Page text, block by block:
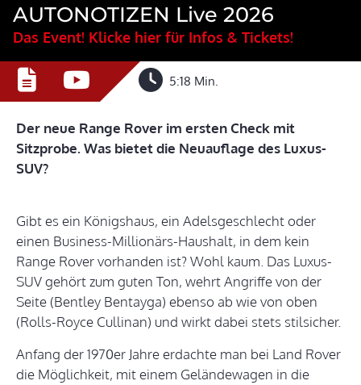
AUTONOTIZEN Live 2026
Das Event! Klicke hier für Infos & Tickets!
5:18 Min.
Der neue Range Rover im ersten Check mit
Sitzprobe. Was bietet die Neuauflage des Luxus-
SUV?
Gibt es ein Königshaus, ein Adelsgeschlecht oder
einen Business-Millionärs-Haushalt, in dem kein
Range Rover vorhanden ist? Wohl kaum. Das Luxus-
SUV gehört zum guten Ton, wehrt Angriffe von der
Seite (Bentley Bentayga) ebenso ab wie von oben
(Rolls-Royce Cullinan) und wirkt dabei stets stilsicher.
Anfang der 1970er Jahre erdachte man bei Land Rover
die Möglichkeit, mit einem Geländewagen in die